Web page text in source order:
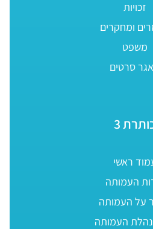
זכויות
ומחקרים
משפט
סרטים
3
ראשי
העמותה
על העמותה
העמותה